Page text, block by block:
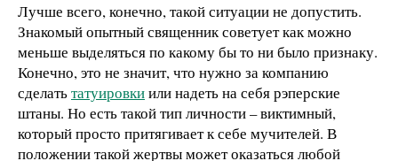
Лучше всего, конечно, такой ситуации не допустить.
Знакомый опытный священник советует как можно
меньше выделяться по какому бы то ни было признаку.
Конечно, это не значит, что нужно за компанию
сделатьтатуировкиили надеть на себя рэперские
штаны. Но есть такой тип личности – виктимный,
который просто притягивает к себе мучителей. В
положении такой жертвы может оказаться любой